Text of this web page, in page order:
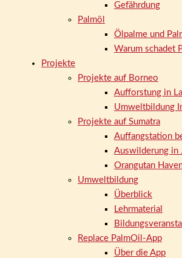
Gefährdung
Palmöl
Ölpalme und
Warum schadet
Projekte
Projekte auf Borneo
Aufforstung in
Umweltbildung
Projekte auf Sumatra
Auffangstation
Auswilderung in
Orangutan
Umweltbildung
Überblick
Lehrmaterial
Replace PalmOil-App
Über die App